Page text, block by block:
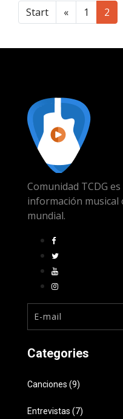
Start « 1 2
Comunidad TCDG
información
mundial.
Categories
Canciones (9)
Entrevistas (7)